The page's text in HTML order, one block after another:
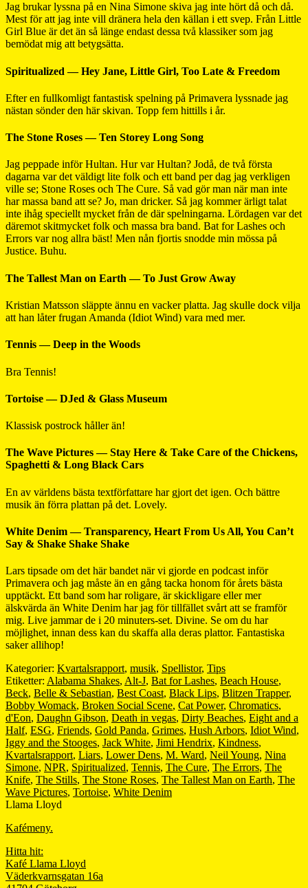
Jag brukar lyssna på en Nina Simone skiva jag inte hört då och då.
Mest för att jag inte vill dränera hela den källan i ett svep. Från Little
Girl Blue är det än så länge endast dessa två klassiker som jag
bemödat mig att betygsätta.
Spiritualized — Hey Jane, Little Girl, Too Late & Freedom
Efter en fullkomligt fantastisk spelning på Primavera lyssnade jag
nästan sönder den här skivan. Topp fem hittills i år.
The Stone Roses — Ten Storey Long Song
Jag peppade inför Hultan. Hur var Hultan? Jodå, de två första
dagarna var det väldigt lite folk och ett band per dag jag verkligen
ville se; Stone Roses och The Cure. Så vad gör man när man inte
har massa band att se? Jo, man dricker. Så jag kommer ärligt talat
inte ihåg speciellt mycket från de där spelningarna. Lördagen var det
däremot skitmycket folk och massa bra band. Bat for Lashes och
Errors var nog allra bäst! Men nån fjortis snodde min mössa på
Justice. Buhu.
The Tallest Man on Earth — To Just Grow Away
Kristian Matsson släppte ännu en vacker platta. Jag skulle dock vilja
att han låter frugan Amanda (Idiot Wind) vara med mer.
Tennis — Deep in the Woods
Bra Tennis!
Tortoise — DJed & Glass Museum
Klassisk postrock håller än!
The Wave Pictures — Stay Here & Take Care of the Chickens,
Spaghetti & Long Black Cars
En av världens bästa textförfattare har gjort det igen. Och bättre
musik än förra plattan på det. Lovely.
White Denim — Transparency, Heart From Us All, You Can’t
Say & Shake Shake Shake
Lars tipsade om det här bandet när vi gjorde en podcast inför
Primavera och jag måste än en gång tacka honom för årets bästa
upptäckt. Ett band som har roligare, är skickligare eller mer
älskvärda än White Denim har jag för tillfället svårt att se framför
mig. Live jammar de i 20 minuters-set. Divine. Se om du har
möjlighet, innan dess kan du skaffa alla deras plattor. Fantastiska
saker allihop!
Kategorier: Kvartalsrapport, musik, Spellistor, Tips
Etiketter: Alabama Shakes, Alt-J, Bat for Lashes, Beach House,
Beck, Belle & Sebastian, Best Coast, Black Lips, Blitzen Trapper,
Bobby Womack, Broken Social Scene, Cat Power, Chromatics,
d'Eon, Daughn Gibson, Death in vegas, Dirty Beaches, Eight and a
Half, ESG, Friends, Gold Panda, Grimes, Hush Arbors, Idiot Wind,
Iggy and the Stooges, Jack White, Jimi Hendrix, Kindness,
Kvartalsrapport, Liars, Lower Dens, M. Ward, Neil Young, Nina
Simone, NPR, Spiritualized, Tennis, The Cure, The Errors, The
Knife, The Stills, The Stone Roses, The Tallest Man on Earth, The
Wave Pictures, Tortoise, White Denim
Llama Lloyd
Kafémeny.
Hitta hit:
Kafé Llama Lloyd
Väderkvarnsgatan 16a